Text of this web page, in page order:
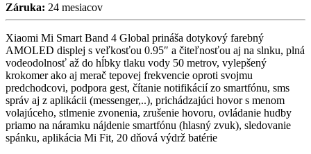
Záruka: 24 mesiacov
Xiaomi Mi Smart Band 4 Global prináša dotykový farebný
AMOLED displej s veľkosťou 0.95″ a čiteľnosťou aj na slnku, plná
vodeodolnosť až do hĺbky tlaku vody 50 metrov, vylepšený
krokomer ako aj merač tepovej frekvencie oproti svojmu
predchodcovi, podpora gest, čítanie notifikácií zo smartfónu, sms
správ aj z aplikácii (messenger,..), prichádzajúci hovor s menom
volajúceho, stlmenie zvonenia, zrušenie hovoru, ovládanie hudby
priamo na náramku nájdenie smartfónu (hlasný zvuk), sledovanie
spánku, aplikácia Mi Fit, 20 dňová výdrž batérie